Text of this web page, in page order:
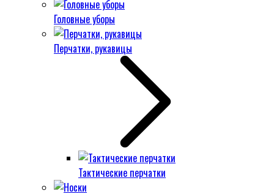
Головные уборы
Перчатки, рукавицы
Тактические перчатки